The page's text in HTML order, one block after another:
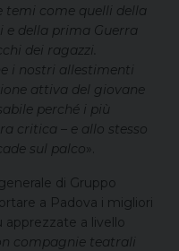
temi come quelli della
e della prima Guerra
dei ragazzi.
i nostri allestimenti
attiva del giovane
perché i più
critica – e allo stesso
sul palco
di Gruppo
a Padova i migliori
a livello
compagnie teatrali